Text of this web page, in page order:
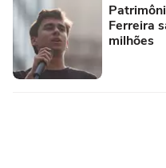
Ferreira
milhões